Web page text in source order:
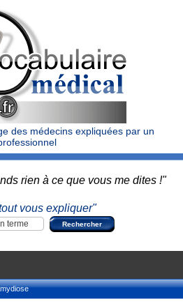
des médecins expliquées par un
rien à ce que vous me dites !"
vous expliquer"